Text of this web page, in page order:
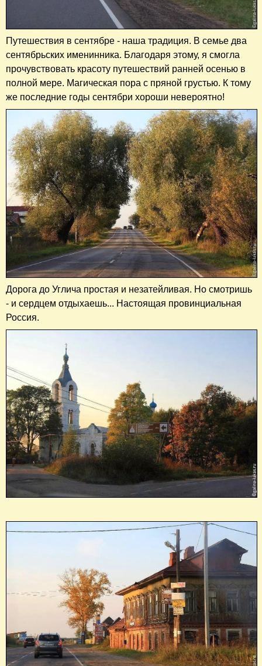
Путешествия в сентябре - наша традиция. В семье два
сентябрьских именинника. Благодаря этому, я смогла
прочувствовать красоту путешествий ранней осенью в
полной мере. Магическая пора с пряной грустью. К тому
же последние годы сентябри хороши невероятно!
Дорога до Углича простая и незатейливая. Но смотришь
- и сердцем отдыхаешь... Настоящая провинциальная
Россия.